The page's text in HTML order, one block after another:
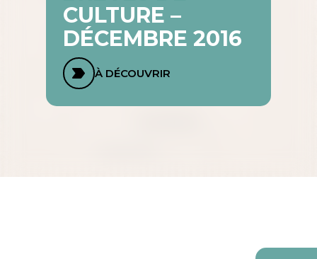
CULTURE –
DÉCEMBRE 2016
À DÉCOUVRIR